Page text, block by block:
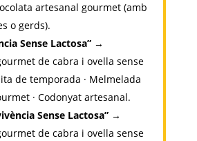
artesanal gourmet (amb
o gerds).
Sense Lactosa”→
de cabra i ovella sense
de temporada · Melmelada
· Codonyat artesanal.
Sense Lactosa”→
de cabra i ovella sense